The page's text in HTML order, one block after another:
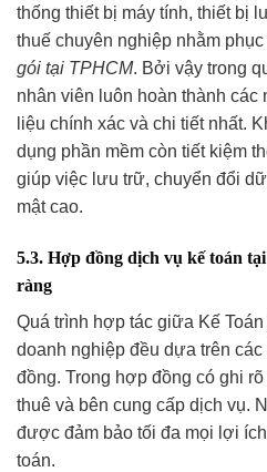
thống thiết bị máy tính, thiết bị
thuế chuyên nghiệp nhằm
gói tại TPHCM. Bởi vậy trong
nhân viên luôn hoàn thành các
liệu chính xác và chi tiết nhất.
dụng phần mềm còn tiết kiệm
giúp việc lưu trữ, chuyển đổi
mật cao.
5.3. Hợp đồng dịch vụ kế toán
ràng
Quá trình hợp tác giữa Kế
doanh nghiệp đều dựa trên
đồng. Trong hợp đồng có ghi
thuê và bên cung cấp dịch vụ.
được đảm bảo tối đa mọi lợi
toán.